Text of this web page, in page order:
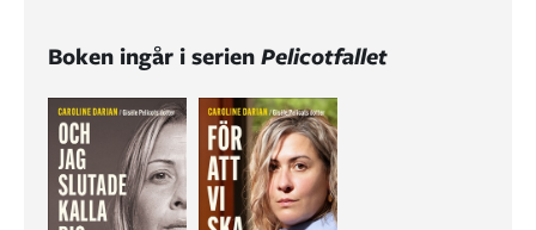
Boken ingår i serienPelicotfallet